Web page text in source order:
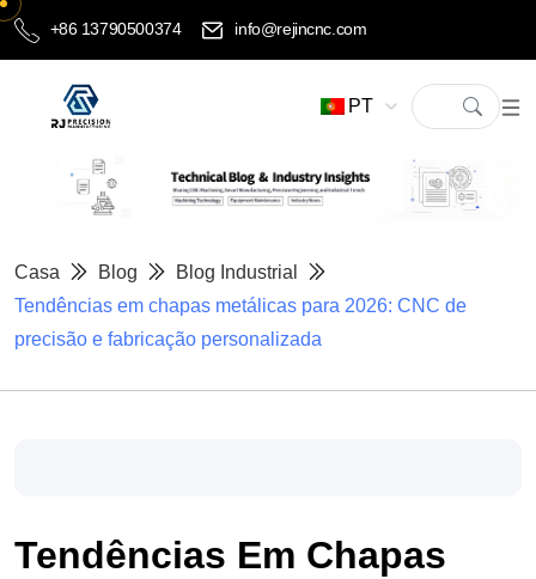
+86 13790500374 info@rejincnc.com
PT
Casa Blog
Blog Industrial
Tendências em chapas metálicas para 2026: CNC de
precisão e fabricação personalizada
Tendências Em Chapas